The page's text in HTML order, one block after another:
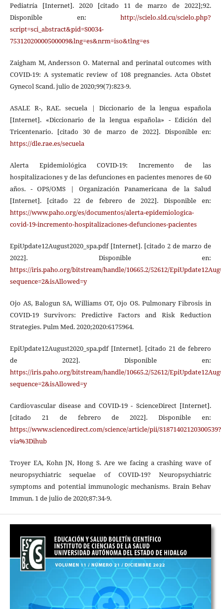
Pediatría [Internet]. 2020 [citado 11 de marzo de 2022];92.
Disponible en:http://scielo.sld.cu/scielo.php?
script=sci_abstract&pid=S0034-
75312020000500009&lng=es&nrm=iso&tlng=es
Zaigham M, Andersson O. Maternal and perinatal outcomes with
COVID-19: A systematic review of 108 pregnancies. Acta Obstet
Gynecol Scand. julio de 2020;99(7):823-9.
ASALE R-, RAE. secuela | Diccionario de la lengua española
[Internet]. «Diccionario de la lengua española» - Edición del
Tricentenario. [citado 30 de marzo de 2022]. Disponible en:
https://dle.rae.es/secuela
Alerta Epidemiológica COVID-19: Incremento de las
hospitalizaciones y de las defunciones en pacientes menores de 60
años. - OPS/OMS | Organización Panamericana de la Salud
[Internet]. [citado 22 de febrero de 2022]. Disponible en:
https://www.paho.org/es/documentos/alerta-epidemiologica-
covid-19-incremento-hospitalizaciones-defunciones-pacientes
EpiUpdate12August2020_spa.pdf [Internet]. [citado 2 de marzo de
2022]. Disponible en:
https://iris.paho.org/bitstream/handle/10665.2/52612/
sequence=2&isAllowed=y
Ojo AS, Balogun SA, Williams OT, Ojo OS. Pulmonary Fibrosis in
COVID-19 Survivors: Predictive Factors and Risk Reduction
Strategies. Pulm Med. 2020;2020:6175964.
EpiUpdate12August2020_spa.pdf [Internet]. [citado 21 de febrero
de 2022]. Disponible en:
https://iris.paho.org/bitstream/handle/10665.2/52612/
sequence=2&isAllowed=y
Cardiovascular disease and COVID-19 - ScienceDirect [Internet].
[citado 21 de febrero de 2022]. Disponible en:
https://www.sciencedirect.com/science/article/pii/S1871402120300539?
via%3Dihub
Troyer EA, Kohn JN, Hong S. Are we facing a crashing wave of
neuropsychiatric sequelae of COVID-19? Neuropsychiatric
symptoms and potential immunologic mechanisms. Brain Behav
Immun. 1 de julio de 2020;87:34-9.